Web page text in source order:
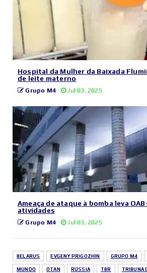
Hospital da Mulher da Baixada
de leite materno
Grupo M4 Jul 03, 2025
Ameaça de ataque à bomba leva
atividades
Grupo M4 Jul 03, 2025
BELARUS EVGENY PRIGOZHIN GRUPO M4
MUNDO OTAN RÚSSIA TBR TRIBUNA